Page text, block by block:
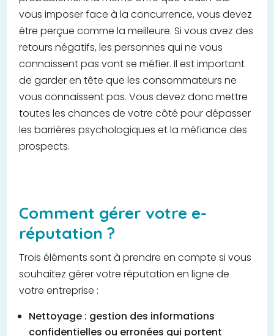
vous imposer face à la concurrence, vous devez
être perçue comme la meilleure. Si vous avez des
retours négatifs, les personnes qui ne vous
connaissent pas vont se méfier. Il est important
de garder en tête que les consommateurs ne
vous connaissent pas. Vous devez donc mettre
toutes les chances de votre côté pour dépasser
les barrières psychologiques et la méfiance des
prospects.
Comment gérer votre e-
réputation ?
Trois éléments sont à prendre en compte si vous
souhaitez gérer votre réputation en ligne de
votre entreprise :
Nettoyage : gestion des informations
confidentielles ou erronées qui portent